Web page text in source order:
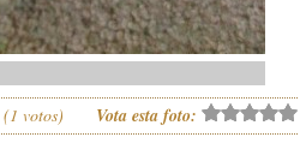
(1 votos) Vota esta foto: